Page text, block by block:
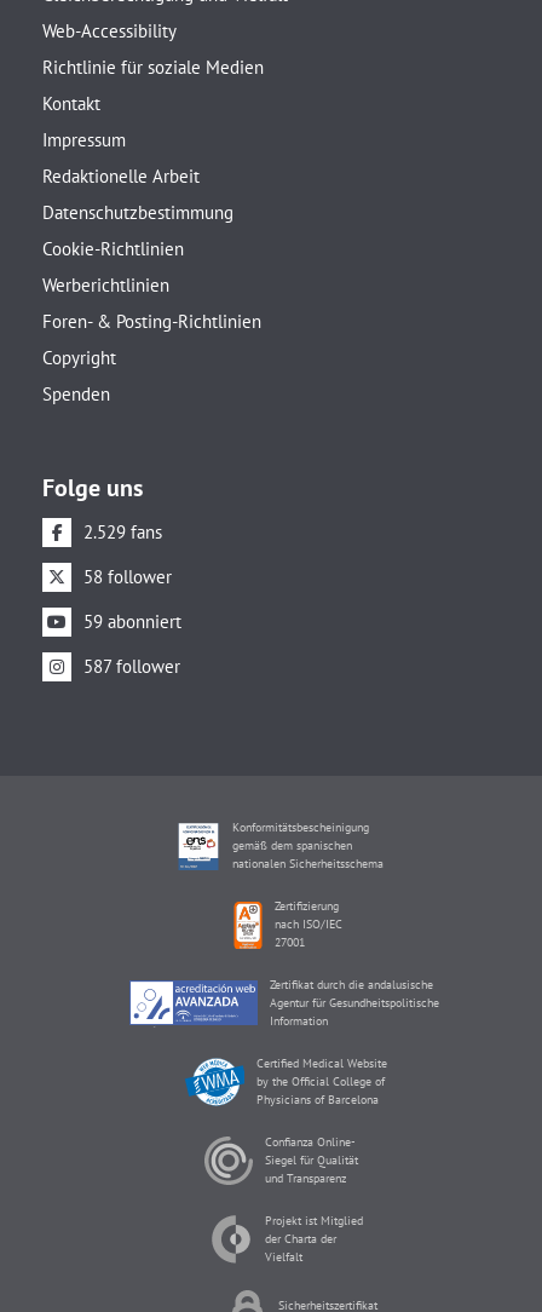
Web-Accessibility
Richtlinie für soziale Medien
Kontakt
Impressum
Redaktionelle Arbeit
Datenschutzbestimmung
Cookie-Richtlinien
Werberichtlinien
Foren- & Posting-Richtlinien
Copyright
Spenden
Folge uns
2.529 fans
58 follower
59 abonniert
587 follower
Konformitätsbescheinigung
gemäß dem spanischen
nationalen Sicherheitsschema
Zertifizierung
nach ISO/IEC
27001
Zertifikat durch die andalusische
Agentur für Gesundheitspolitische
Information
Certified Medical Website
by the Official College of
Physicians of Barcelona
Confianza Online-
Siegel für Qualität
und Transparenz
Projekt ist Mitglied
der Charta der
Vielfalt
Sicherheitszertifikat